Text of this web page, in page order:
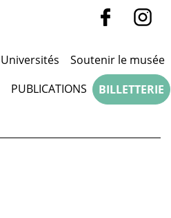
Universités Soutenir le musée
PUBLICATIONS BILLETTERIE